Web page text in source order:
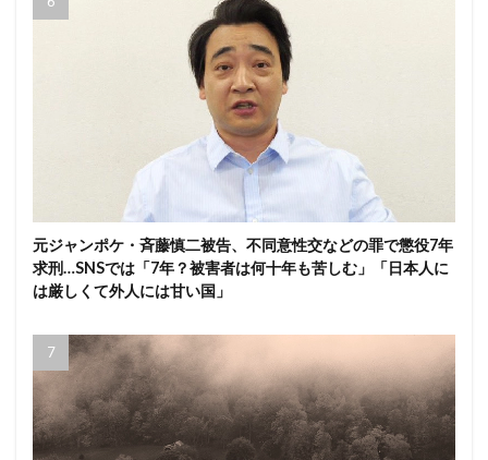
元ジャンポケ・斉藤慎二被告、不同意性交などの罪で懲役7年
求刑…SNSでは「7年？被害者は何十年も苦しむ」「日本人に
は厳しくて外人には甘い国」